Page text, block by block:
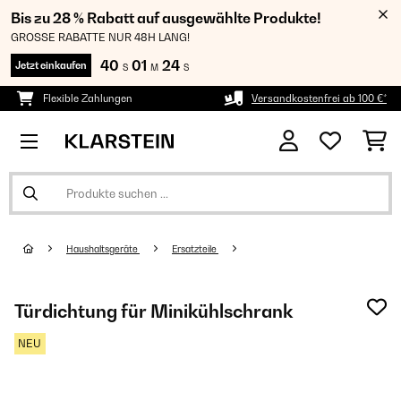
Bis zu 28 % Rabatt auf ausgewählte Produkte!
GROSSE RABATTE NUR 48H LANG!
Jetzt einkaufen 40 S 01 M 23 S
Flexible Zahlungen Versandkostenfrei ab 100 €*
Haushaltsgeräte Ersatzteile
Türdichtung für Minikühlschrank
NEU